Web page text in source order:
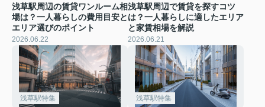
浅草駅周辺の賃貸ワンルーム相
場は？一人暮らしの費用目安と
エリア選びのポイント
2026.06.22
浅草駅周辺で賃貸を探すコツ
は？一人暮らしに適したエリア
と家賃相場を解説
2026.06.21
浅草駅特集 浅草駅特集